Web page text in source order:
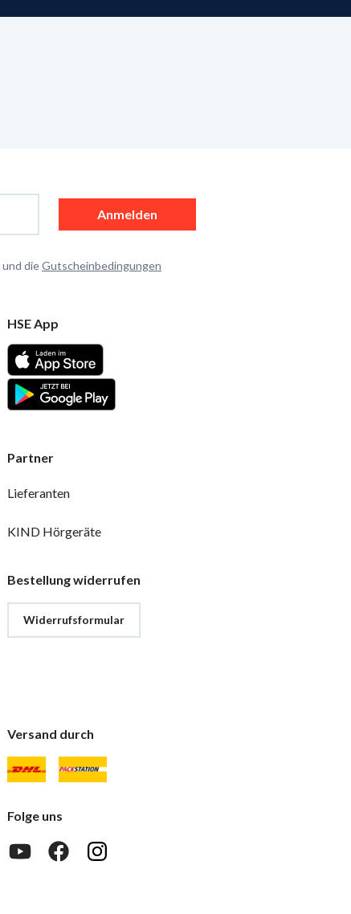
Anmelden
und dieGutscheinbedingungen
HSE App
Partner
Lieferanten
KIND Hörgeräte
Bestellung widerrufen
Widerrufsformular
Versand durch
Folge uns